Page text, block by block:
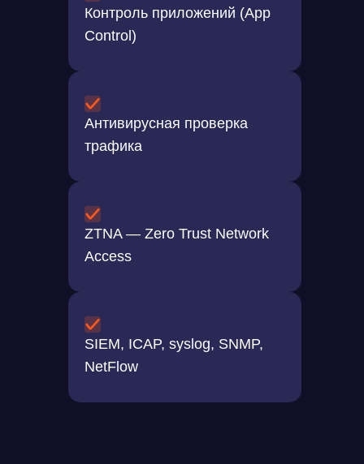
Контроль приложений (App
Control)
Антивирусная проверка
трафика
ZTNA — Zero Trust Network
Access
SIEM, ICAP, syslog, SNMP,
NetFlow
Производительность